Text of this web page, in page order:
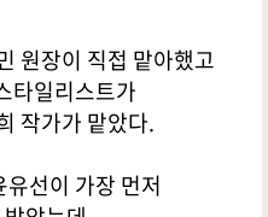
원장이 직접 맡아했고
타일리스트가
작가가 맡았다.
선이 가장 먼저